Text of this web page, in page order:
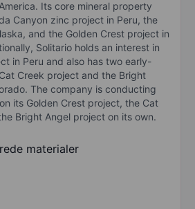
Its core mineral property
Canyon zinc project in Peru, the
and the Golden Crest project in
Solitario holds an interest in
in Peru and also has two early-
Creek project and the Bright
The company is conducting
its Golden Crest project, the Cat
Bright Angel project on its own.
materialer